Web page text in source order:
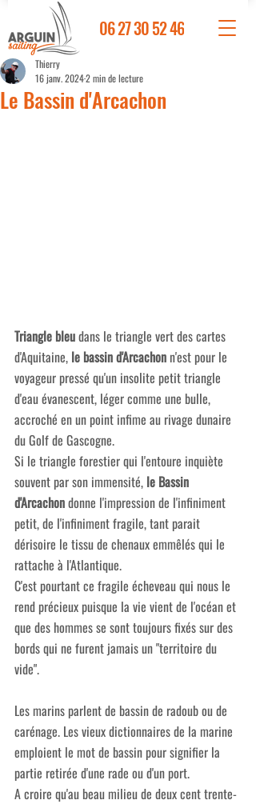
06 27 30 52 46
Le Bassin d'Arcachon
Thierry
16 janv. 20242 min de lecture
Triangle bleu dans le triangle vert des cartes
d'Aquitaine, le bassin d'Arcachon n'est pour le
voyageur pressé qu'un insolite petit triangle
d'eau évanescent, léger comme une bulle,
accroché en un point infime au rivage dunaire
du Golf de Gascogne.
Si le triangle forestier qui l'entoure inquiète
souvent par son immensité, le Bassin
d'Arcachon donne l'impression de l'infiniment
petit, de l'infiniment fragile, tant parait
dérisoire le tissu de chenaux emmêlés qui le
rattache à l'Atlantique.
C'est pourtant ce fragile écheveau qui nous le
rend précieux puisque la vie vient de l'océan et
que des hommes se sont toujours fixés sur des
bords qui ne furent jamais un "territoire du
vide".
Les marins parlent de bassin de radoub ou de
carénage. Les vieux dictionnaires de la marine
emploient le mot de bassin pour signifier la
partie retirée d'une rade ou d'un port.
A croire qu'au beau milieu de deux cent trente-